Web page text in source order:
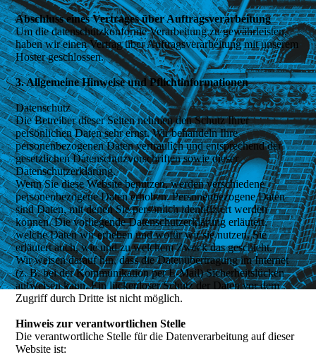
Abschluss eines Vertrages über Auftragsverarbeitung
Um die datenschutzkonforme Verarbeitung zu gewährleisten,
haben wir einen Vertrag über Auftragsverarbeitung mit unserem
Hoster geschlossen.
3. Allgemeine Hinweise und Pflichtinformationen
Datenschutz
Die Betreiber dieser Seiten nehmen den Schutz Ihrer
persönlichen Daten sehr ernst. Wir behandeln Ihre
personenbezogenen Daten vertraulich und entsprechend der
gesetzlichen Datenschutzvorschriften sowie dieser
Datenschutzerklärung.
Wenn Sie diese Website benutzen, werden verschiedene
personenbezogene Daten erhoben. Personenbezogene Daten
sind Daten, mit denen Sie persönlich identifiziert werden
können. Die vorliegende Datenschutzerklärung erläutert,
welche Daten wir erheben und wofür wir sie nutzen. Sie
erläutert auch, wie und zu welchem Zweck das geschieht.
Wir weisen darauf hin, dass die Datenübertragung im Internet
(z. B. bei der Kommunikation per E-Mail) Sicherheitslücken
aufweisen kann. Ein lückenloser Schutz der Daten vor dem
Zugriff durch Dritte ist nicht möglich.
Hinweis zur verantwortlichen Stelle
Die verantwortliche Stelle für die Datenverarbeitung auf dieser
Website ist: